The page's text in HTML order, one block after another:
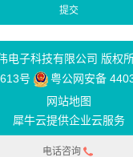
电子科技有限公司 版权
号
粤公网安备
网站地图
犀牛云提供企业云服务
电话咨询